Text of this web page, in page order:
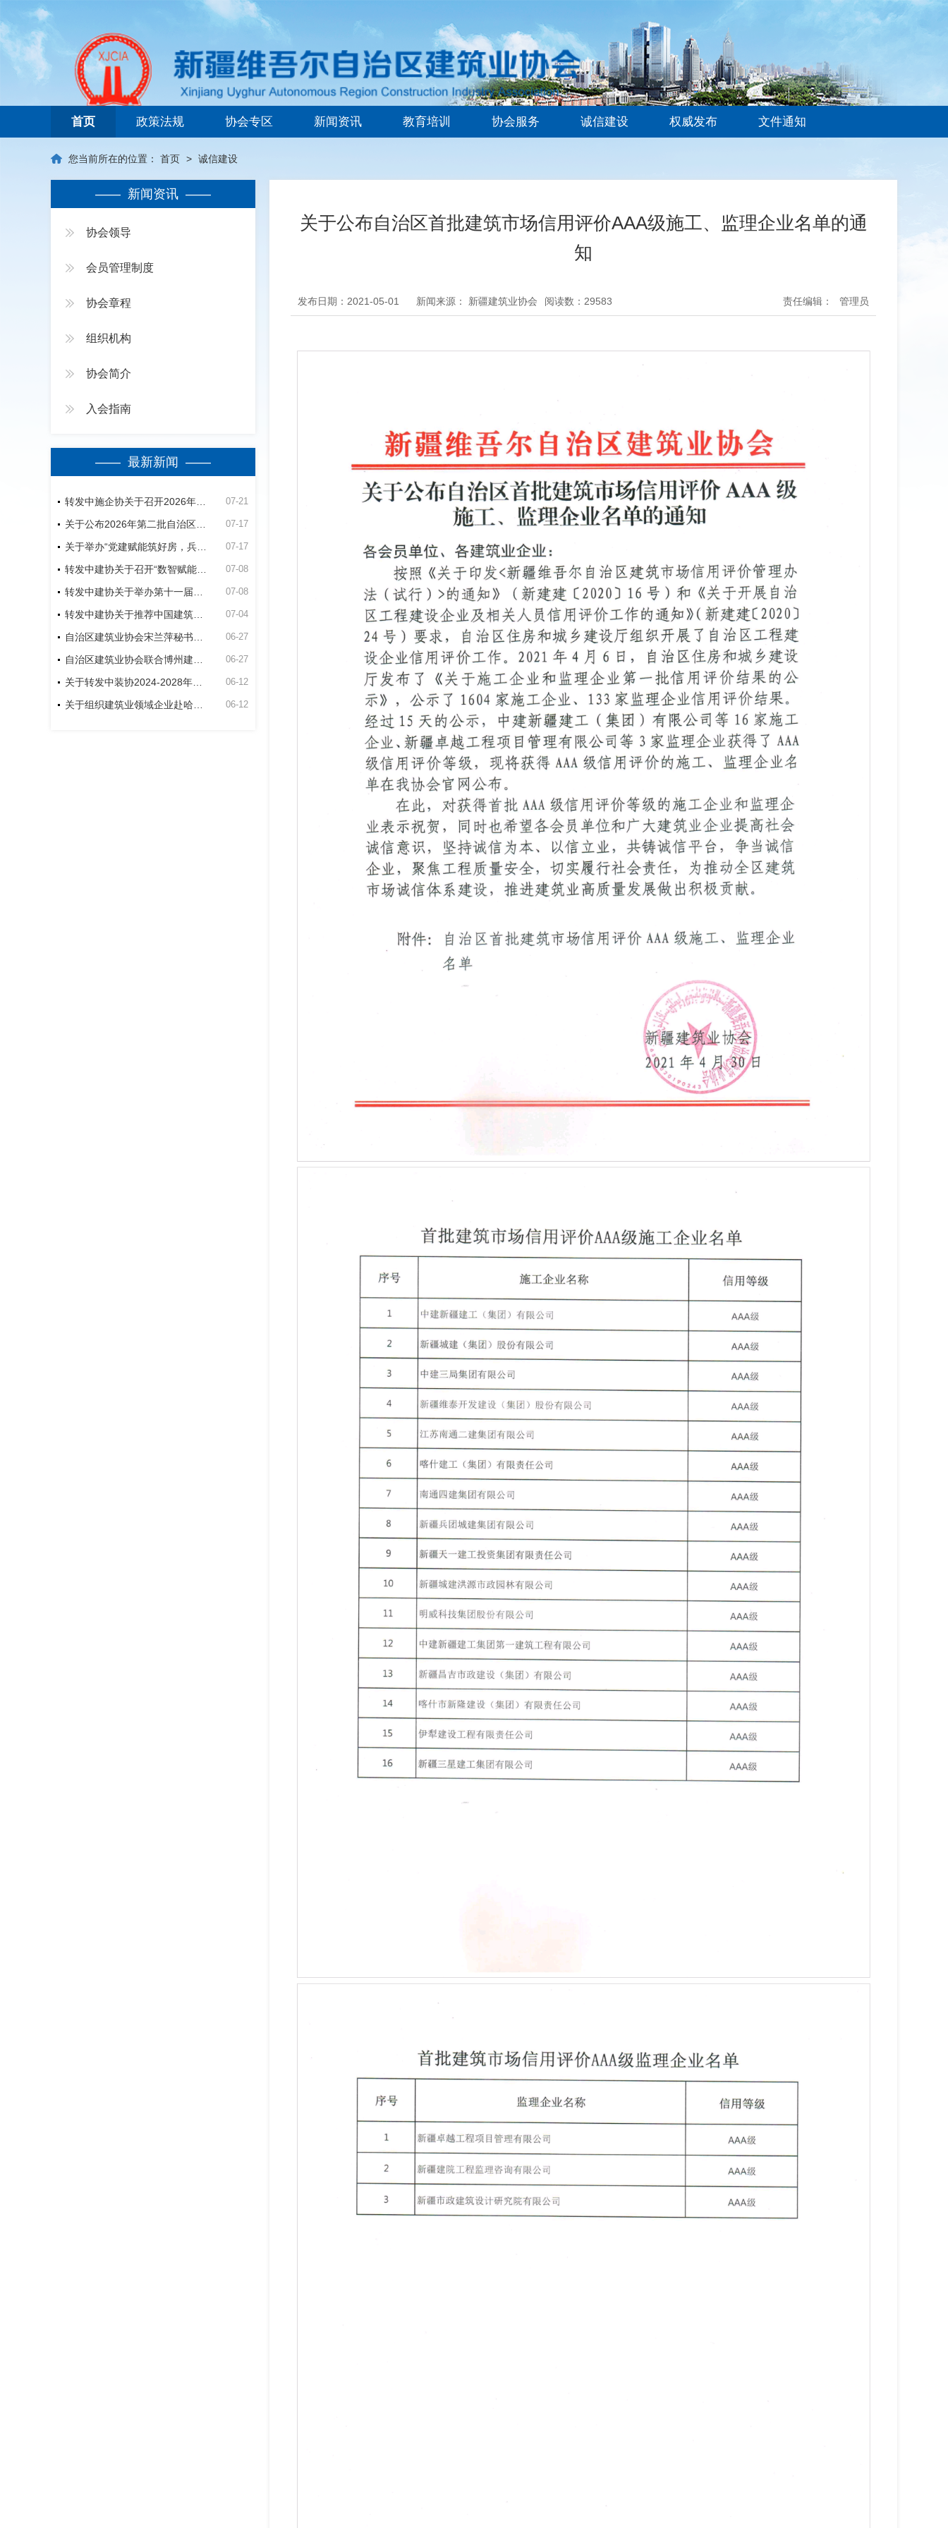
新疆维吾尔自治区建筑业协会
首页 政策法规 协会专区 新闻资讯 教育培训 协会服务 诚信建设 权威发布 文件通知
您当前所在的位置： 首页 > 诚信建设
—— 新闻资讯 ——
协会领导
会员管理制度
协会章程
组织机构
协会简介
入会指南
—— 最新新闻 ——
07-21
07-17
07-17
07-08
07-08
07-04
06-27
06-27
06-12
06-12
关于公布自治区首批建筑市场信用评价AAA级施工、监理企业名单的通
知
发布日期：2021-05-01 新闻来源： 新疆建筑业协会 阅读数：29583 责任编辑： 管理员